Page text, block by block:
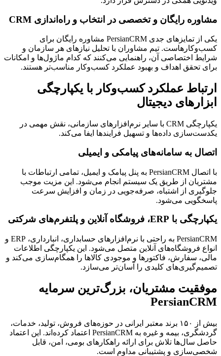
مشاوره رایگان و تخصصی در انتخاب و راه‌اندازی CRM
یکی از تمایزهای جدی PersianCRM مشاوره رایگان برای
کسب‌وکارهاست. تیم مشاوران با تحلیل نیازهای هر سازمان و
شرایط اختصاصی آن، راهنمایی می‌کنند که کدام ماژول‌ها و امکانات
برای تحقق اهداف و بهبود عملکرد کسب‌وکار مناسب‌تر هستند.
ارتباط عملکرد کسب‌وکار با یکپارچگی
ابزارهای دیجیتال
یکپارچگی CRM با سایر نرم‌افزارهای سازمانی، نقش مهمی در
یکدست‌سازی داده‌ها و تسهیل فرایندها ایفا می‌کند.
اتصال به سامانه‌های پیامکی و ایمیلی
با اتصال PersianCRM به پنل پیامک و ایمیل، تمامی ارتباطات با
مشتریان از طریق یک سیستم انجام می‌شود. این مزیت موجب
جلوگیری از اشتباه، صرفه‌جویی در زمان و افزایش سرعت
پاسخگویی می‌شود.
یکپارچگی با ERP، فروشگاه آنلاین و پلتفرم‌های شرکتی
PersianCRM به راحتی با نرم‌افزارهای حسابداری، انبارداری، ERP و
انواع فروشگاه‌های آنلاین متصل می‌شود. این یکپارچگی اطلاعات
مالی، سفارش، فاکتورها و موجودی کالاها را همگام‌سازی می‌کند و
تصمیم‌گیری‌های کلیدی را آسان‌تر می‌سازد.
موفقیت مشتریان، بزرگ‌ترین سرمایه
PersianCRM
بیش از ۱۵۰ برند معتبر ایرانی در حوزه‌های فروش، تولید، خدمات،
گردشگری، بیمه و غیره به PersianCRM اعتماد کرده‌اند. این اعتماد
حاصل سال‌ها تلاش برای ارائه راهکارهای بومی، امن، قابل
شخصی‌سازی و پشتیبانی مداوم است.